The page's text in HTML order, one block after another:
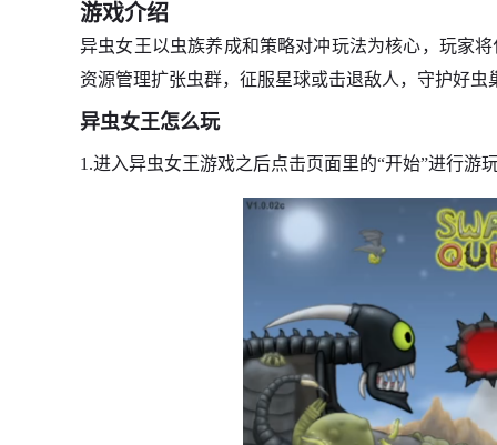
游戏介绍
异虫女王以虫族养成和策略对冲玩法为核心，玩家
资源管理扩张虫群，征服星球或击退敌人，守护好
异虫女王怎么玩
1.进入异虫女王游戏之后点击页面里的“开始”进行游